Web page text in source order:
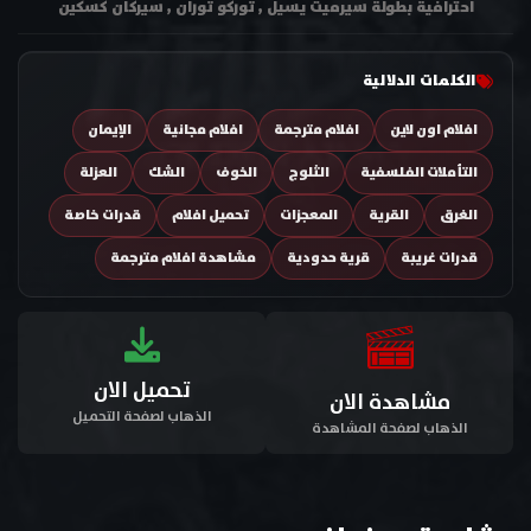
احترافية بطولة سيرميت يسيل , توركو توران , سيركان كسكين
الكلمات الدلالية
افلام اون لاين افلام مترجمة افلام مجانية
الإيمان
التأملات الفلسفية
الثلوج الخوف الشك
العزلة
الغرق
القرية المعجزات تحميل افلام
قدرات خاصة
قدرات غريبة
قرية حدودية مشاهدة افلام مترجمة
مشاهدة الان
الذهاب لصفحة المشاهدة
تحميل الان
الذهاب لصفحة التحميل